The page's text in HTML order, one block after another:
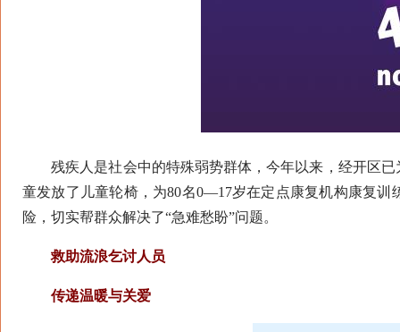
残疾人是社会中的特殊弱势群体，今年以来，经开区已
童发放了儿童轮椅，为80名0—17岁在定点康复机构康复
险，切实帮群众解决了“急难愁盼”问题。
救助流浪乞讨人员
传递温暖与关爱